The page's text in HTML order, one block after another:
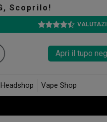
Apri il tupo
Headshop Vape Shop